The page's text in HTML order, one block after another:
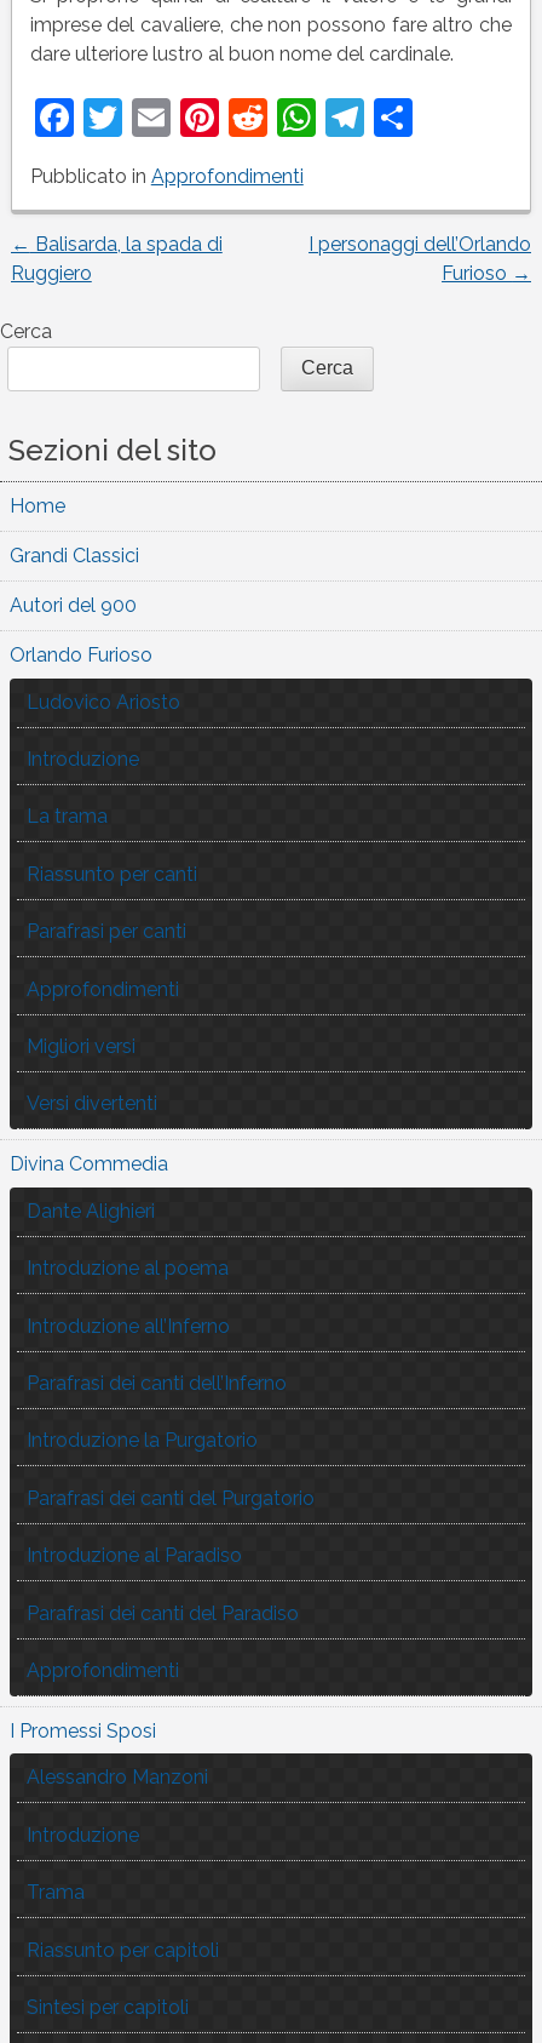
imprese del cavaliere, che non possono fare altro che
dare ulteriore lustro al buon nome del cardinale.
Facebook
Twitter
EmailPinterest
Reddit
WhatsApp
Telegram
Pubblicato in Approfondimenti
Navigazione
articoli
← Balisarda, la spada di
Ruggiero
I personaggi dell’Orlando
Furioso →
Cerca
Cerca
Sezioni del sito
Home
Grandi Classici
Autori del 900
Orlando Furioso
Ludovico Ariosto
Introduzione
La trama
Riassunto per canti
Parafrasi per canti
Approfondimenti
Migliori versi
Versi divertenti
Divina Commedia
Dante Alighieri
Introduzione al poema
Introduzione all’Inferno
Parafrasi dei canti dell’Inferno
Introduzione la Purgatorio
Parafrasi dei canti del Purgatorio
Introduzione al Paradiso
Parafrasi dei canti del Paradiso
Approfondimenti
I Promessi Sposi
Alessandro Manzoni
Introduzione
Trama
Riassunto per capitoli
Sintesi per capitoli